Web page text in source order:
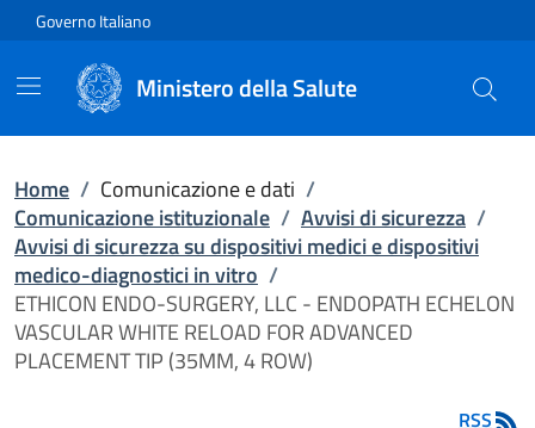
Vai direttamente al contenuto
Governo Italiano
Ministero della Salute
Home / Comunicazione e dati /
Comunicazione istituzionale / Avvisi di sicurezza /
Avvisi di sicurezza su dispositivi medici e dispositivi
medico-diagnostici in vitro /
ETHICON ENDO-SURGERY, LLC - ENDOPATH ECHELON
VASCULAR WHITE RELOAD FOR ADVANCED
PLACEMENT TIP (35MM, 4 ROW)
RSS